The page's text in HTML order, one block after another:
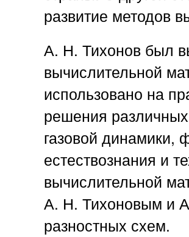
развитие методов
А. Н. Тихонов был
вычислительной
использовано на
решения
газовой динамики,
естествознания и
вычислительной
А. Н. Тихоновым и
разностных схем.